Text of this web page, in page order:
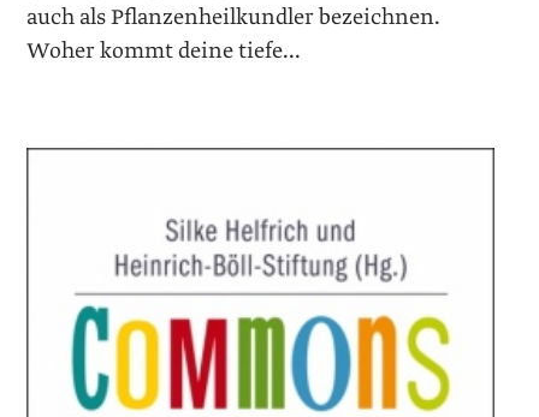
auch als Pflanzenheilkundler bezeichnen.
Woher kommt deine tiefe...